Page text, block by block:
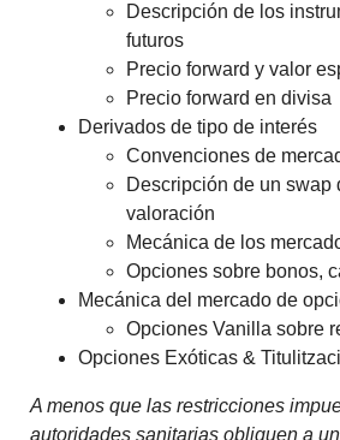
Descripción de los
futuros
Precio forward y valor
Precio forward en divisa
Derivados de tipo de interés
Convenciones de
Descripción de un swap
valoración
Mecánica de los
Opciones sobre bonos,
Mecánica del mercado de
Opciones Vanilla sobre
Opciones Exóticas &
A menos que las restricciones
autoridades sanitarias obliguen a